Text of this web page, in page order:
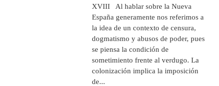
XVIII Al hablar sobre la Nueva
España generamente nos referimos a
la idea de un contexto de censura,
dogmatismo y abusos de poder, pues
se piensa la condición de
sometimiento frente al verdugo. La
colonización implica la imposición
de...